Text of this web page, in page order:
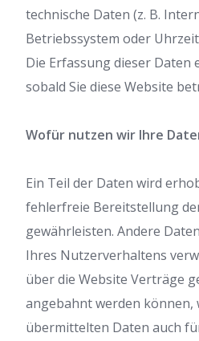
technische Daten (z. B.
Betriebssystem oder
Die Erfassung dieser
sobald Sie diese Website
Wofür nutzen wir Ihre
Ein Teil der Daten wird
fehlerfreie Bereitstellung
gewährleisten. Andere
Ihres Nutzerverhaltens
über die Website Verträge
angebahnt werden können,
übermittelten Daten auch